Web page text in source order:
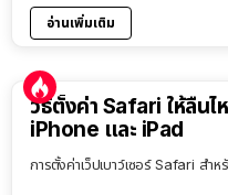
อ่านเพิ่มเติม
วิธีตั้งค่า Safari ให้ลื่นไ
iPhone และ iPad
การตั้งค่าเว็ปเบาว์เซอร์ Safari ส